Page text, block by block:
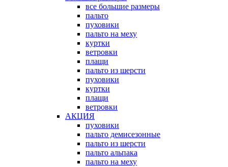
все большие размеры
пальто
пуховики
пальто на меху
куртки
ветровки
плащи
пальто из шерсти
пуховики
куртки
плащи
ветровки
АКЦИЯ
пуховики
пальто демисезонные
пальто из шерсти
пальто альпака
пальто на меху